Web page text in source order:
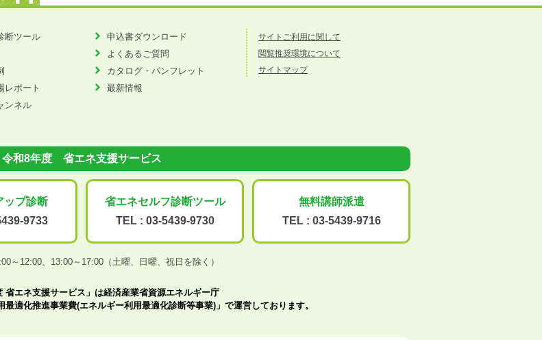
断ツール
レポート
ンネル
申込書ダウンロード
よくあるご質問
カタログ・パンフレット
最新情報
サイトご利用に関して
閲覧推奨環境について
サイトマップ
令和8年度 省エネ支援サービス
ップ診断
9733
省エネセルフ診断ツール
TEL : 03-5439-9730
無料講師派遣
TEL : 03-5439-9716
～12:00、 13:00～17:00（土曜、日曜、祝日を除く）
省エネ支援サービス」は経済産業省資源エネルギー庁
最適化推進事業費(エネルギー利用最適化診断等事業)」で運営しております。